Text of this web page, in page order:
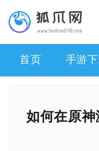
首页 手游
如何在原